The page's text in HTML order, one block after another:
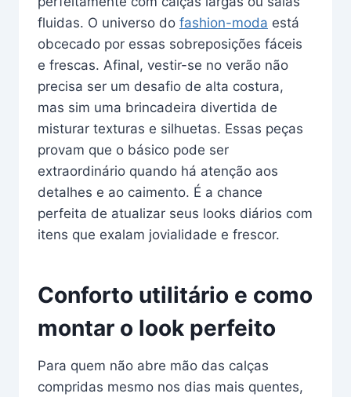
fluidas. O universo do fashion-moda está
obcecado por essas sobreposições fáceis
e frescas. Afinal, vestir-se no verão não
precisa ser um desafio de alta costura,
mas sim uma brincadeira divertida de
misturar texturas e silhuetas. Essas peças
provam que o básico pode ser
extraordinário quando há atenção aos
detalhes e ao caimento. É a chance
perfeita de atualizar seus looks diários com
itens que exalam jovialidade e frescor.
Conforto utilitário e como
montar o look perfeito
Para quem não abre mão das calças
compridas mesmo nos dias mais quentes,